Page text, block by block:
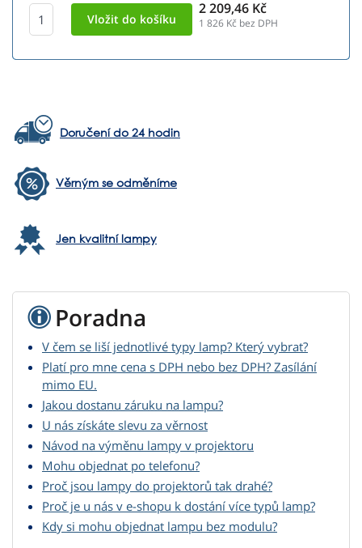
2 209,46 Kč
1 826 Kč bez DPH
Doručení do 24 hodin
Věrným se odměníme
Jen kvalitní lampy
Poradna
V čem se liší jednotlivé typy lamp? Který vybrat?
Platí pro mne cena s DPH nebo bez DPH? Zasílání
mimo EU.
Jakou dostanu záruku na lampu?
U nás získáte slevu za věrnost
Návod na výměnu lampy v projektoru
Mohu objednat po telefonu?
Proč jsou lampy do projektorů tak drahé?
Proč je u nás v e-shopu k dostání více typů lamp?
Kdy si mohu objednat lampu bez modulu?